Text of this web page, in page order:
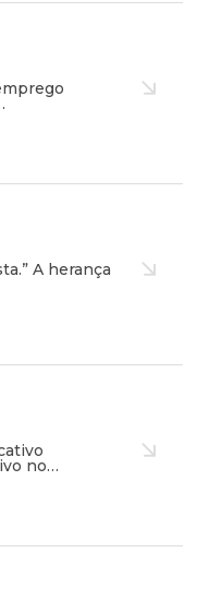
A herança
no…